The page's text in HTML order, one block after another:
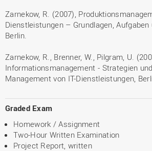
Zarnekow, R. (2007),
Dienstleistungen – Grundlagen, Aufgaben
Berlin.
Zarnekow, R., Brenner, W., Pilgram, U.
Informationsmanagement - Strategien
Management von IT-Dienstleistungen,
Graded Exam
Homework / Assignment
Two-Hour Written Examination
Project Report, written